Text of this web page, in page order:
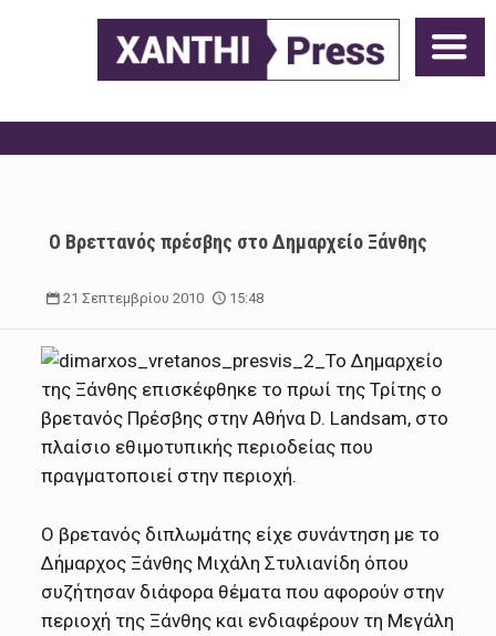
O Βρεττανός πρέσβης στο Δημαρχείο Ξάνθης
21 Σεπτεμβρίου 2010 15:48
Το Δημαρχείο
της Ξάνθης επισκέφθηκε το πρωί της Τρίτης ο
βρετανός Πρέσβης στην Αθήνα D. Landsam, στο
πλαίσιο εθιμοτυπικής περιοδείας που
πραγματοποιεί στην περιοχή.
Ο βρετανός διπλωμάτης είχε συνάντηση με το
Δήμαρχος Ξάνθης Μιχάλη Στυλιανίδη όπου
συζήτησαν διάφορα θέματα που αφορούν στην
περιοχή της Ξάνθης και ενδιαφέρουν τη Μεγάλη